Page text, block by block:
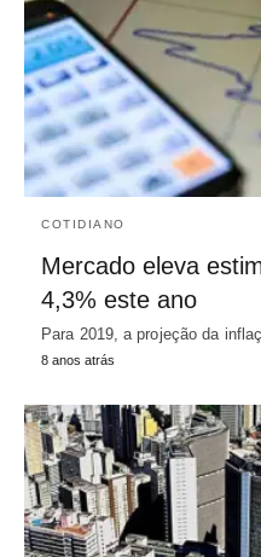
COTIDIANO
Mercado eleva
4,3% este ano
Para 2019, a projeção da
8 anos atrás